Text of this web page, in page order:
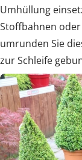
Umhüllung
Stoffbahnen oder
umrunden Sie
zur Schleife